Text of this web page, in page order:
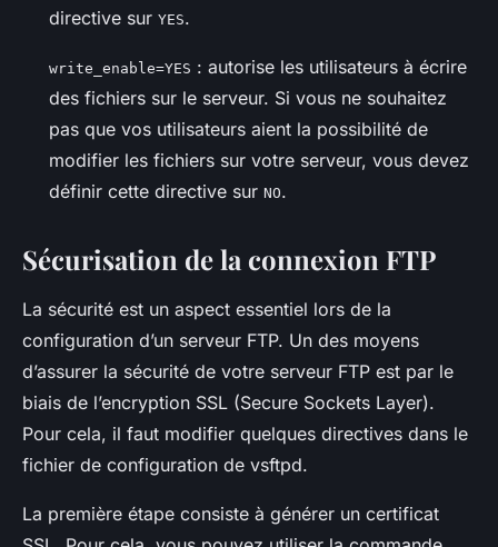
directive sur YES.
write_enable=YES : autorise les utilisateurs à écrire
des fichiers sur le serveur. Si vous ne souhaitez
pas que vos utilisateurs aient la possibilité de
modifier les fichiers sur votre serveur, vous devez
définir cette directive sur NO.
Sécurisation de la connexion FTP
La sécurité est un aspect essentiel lors de la
configuration d’un serveur FTP. Un des moyens
d’assurer la sécurité de votre serveur FTP est par le
biais de l’encryption SSL (Secure Sockets Layer).
Pour cela, il faut modifier quelques directives dans le
fichier de configuration de vsftpd.
La première étape consiste à générer un certificat